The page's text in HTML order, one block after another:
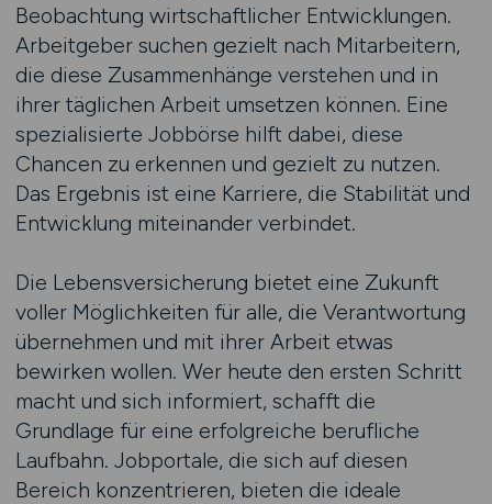
Beobachtung wirtschaftlicher Entwicklungen.
Arbeitgeber suchen gezielt nach Mitarbeitern,
die diese Zusammenhänge verstehen und in
ihrer täglichen Arbeit umsetzen können. Eine
spezialisierte Jobbörse hilft dabei, diese
Chancen zu erkennen und gezielt zu nutzen.
Das Ergebnis ist eine Karriere, die Stabilität und
Entwicklung miteinander verbindet.
Die Lebensversicherung bietet eine Zukunft
voller Möglichkeiten für alle, die Verantwortung
übernehmen und mit ihrer Arbeit etwas
bewirken wollen. Wer heute den ersten Schritt
macht und sich informiert, schafft die
Grundlage für eine erfolgreiche berufliche
Laufbahn. Jobportale, die sich auf diesen
Bereich konzentrieren, bieten die ideale